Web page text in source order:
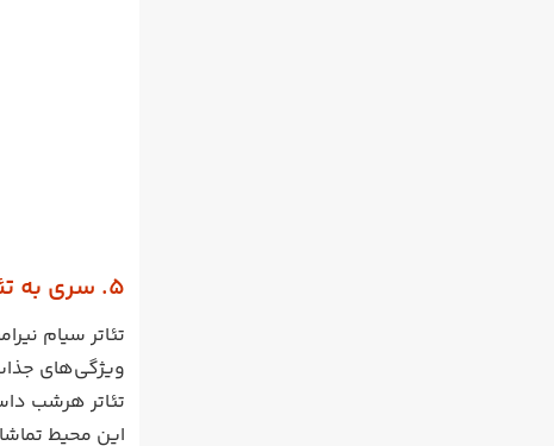
5. سری به تئاتر سیام نیرامیت بزنید
تئاتر سیام
ویژگی‌های
تئاتر هرشب
این محیط